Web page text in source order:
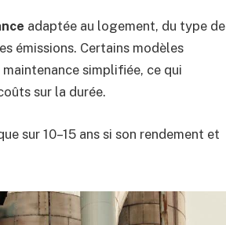
adaptée au logement, du type de
émissions. Certains modèles
simplifiée, ce qui
sur la durée.
sur 10–15 ans si son rendement et